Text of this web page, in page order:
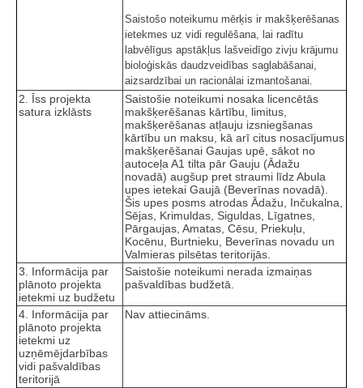
Saistošo noteikumu mērķis ir makšķerēšanas
ietekmes uz vidi regulēšana, lai radītu
labvēlīgus apstākļus lašveidīgo zivju krājumu
bioloģiskās daudzveidības saglabāšanai,
aizsardzībai un racionālai izmantošanai.
2. Īss projekta
satura izklāsts
Saistošie noteikumi nosaka licencētās
makšķerēšanas kārtību, limitus,
makšķerēšanas atļauju izsniegšanas
kārtību un maksu, kā arī citus nosacījumus
makšķerēšanai Gaujas upē, sākot no
autoceļa A1 tilta pār Gauju (Ādažu
novadā) augšup pret straumi līdz Abula
upes ietekai Gaujā (Beverīnas novadā).
Šis upes posms atrodas Ādažu, Inčukalna,
Sējas, Krimuldas, Siguldas, Līgatnes,
Pārgaujas, Amatas, Cēsu, Priekuļu,
Kocēnu, Burtnieku, Beverīnas novadu un
Valmieras pilsētas teritorijās.
3. Informācija par
plānoto projekta
ietekmi uz budžetu
Saistošie noteikumi nerada izmaiņas
pašvaldības budžetā.
4. Informācija par
plānoto projekta
ietekmi uz
uzņēmējdarbības
vidi pašvaldības
teritorijā
Nav attiecināms.